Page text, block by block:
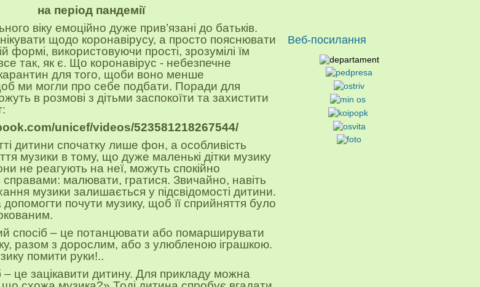
на період пандемії
віку емоційнодуже прив’язані до батьків.
щодо коронавірусу, а просто пояснювати
формі, використовуючи прості, зрозумілі їм
так, як є. Що коронавірус - небезпечне
для того, щоби воно менше
ми могли про себе подбати. Поради для
в розмові з дітьми заспокоїти та захистити
unicef/videos/523581218267544/
дитини спочатку лише фон, аособливість
музики в тому, що дуже маленькі дітки музику
не реагують на неї, можуть спокійно
малювати, гратися. Звичайно, навіть
музики залишається у підсвідомості дитини.
почути музику, щоб її сприйняття було
спосіб – це потанцювати або помарширувати
разом з дорослим, або з улюбленою іграшкою.
помити руки!..
– це зацікавити дитину. Для прикладу можна
Веб-посилання